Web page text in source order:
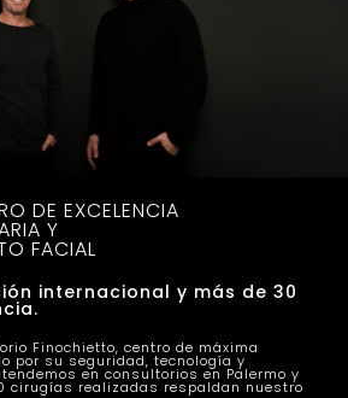
DE EXCELENCIA
Y
FACIAL
internacional y más de 30
Finochietto, centro de máxima
por su seguridad, tecnología y
en consultorios en Palermo y
cirugías realizadas respaldan nuestro